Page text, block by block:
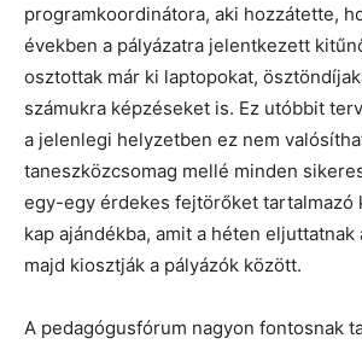
programkoordinátora, aki hozzátette,
években a pályázatra jelentkezett
osztottak már ki laptopokat,
számukra képzéseket is. Ez utóbbit
a jelenlegi helyzetben ez nem
taneszközcsomag mellé minden
egy-egy érdekes fejtörőket tartalmazó
kap ajándékba, amit a héten eljuttatnak
majd kiosztják a pályázók között.
A pedagógusfórum nagyon fontosnak